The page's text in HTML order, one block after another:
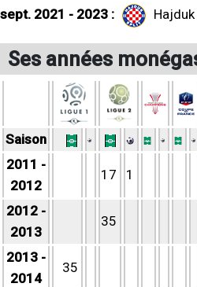
sept. 2021 - 2023 :
Ses années
Saison
2011 -
2012
17 1
2012 -
2013
35
2013 -
2014
35